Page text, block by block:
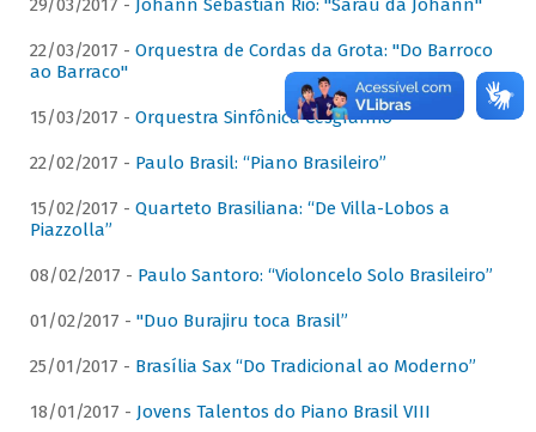
29/03/2017 - Johann Sebastian Rio: "Sarau da Johann"
22/03/2017 - Orquestra de Cordas da Grota: "Do Barroco
ao Barraco"
15/03/2017 - Orquestra Sinfônica Cesgranrio
22/02/2017 - Paulo Brasil: “Piano Brasileiro”
15/02/2017 - Quarteto Brasiliana: “De Villa-Lobos a
Piazzolla”
08/02/2017 - Paulo Santoro: “Violoncelo Solo Brasileiro”
01/02/2017 - "Duo Burajiru toca Brasil”
25/01/2017 - Brasília Sax “Do Tradicional ao Moderno”
18/01/2017 - Jovens Talentos do Piano Brasil VIII